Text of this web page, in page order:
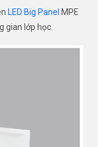
LED Big Panel MPE
gian lớp học.